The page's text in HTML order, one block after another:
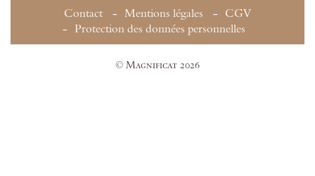
Contact Mentions légales
CGV
Protection des données personnelles
© Magnificat 2026